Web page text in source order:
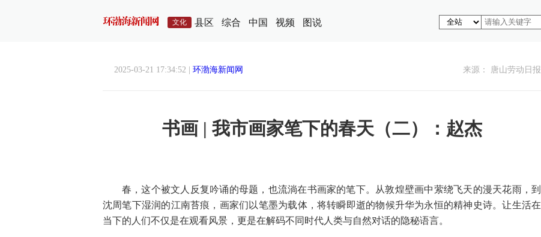
文化 县区 综合 中国 视频 图说
2025-03-21 17:34:52 | 环渤海新闻网 来源： 唐山劳动日报
书画 | 我市画家笔下的春天（二）：赵杰
春，这个被文人反复吟诵的母题，也流淌在书画家的笔下。从敦煌壁画中萦绕飞天的漫天花雨，到
沈周笔下湿润的江南苔痕，画家们以笔墨为载体，将转瞬即逝的物候升华为永恒的精神史诗。让生活在
当下的人们不仅是在观看风景，更是在解码不同时代人类与自然对话的隐秘语言。